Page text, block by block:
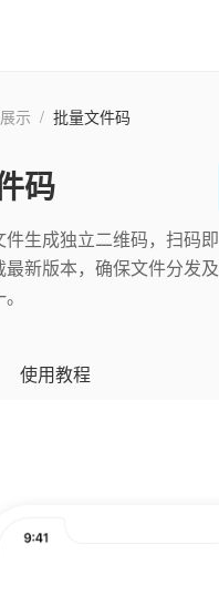
示 / 批量文件码
码
生成独立二维码，扫码即
最新版本，确保文件分发及
使用教程